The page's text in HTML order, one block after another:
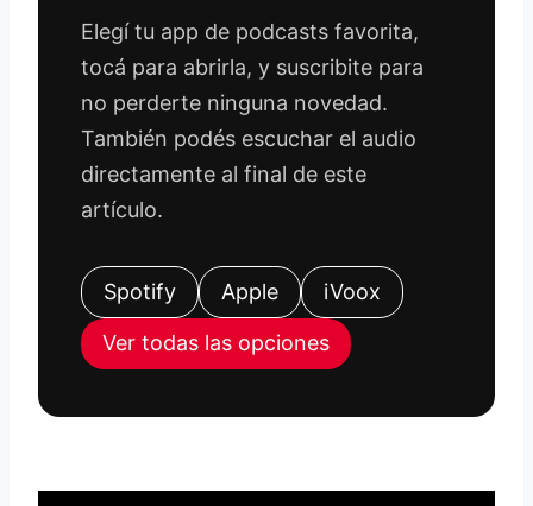
Elegí tu app de podcasts favorita,
tocá para abrirla, y suscribite para
no perderte ninguna novedad.
También podés escuchar el audio
directamente al final de este
artículo.
Spotify Apple iVoox
Ver todas las opciones